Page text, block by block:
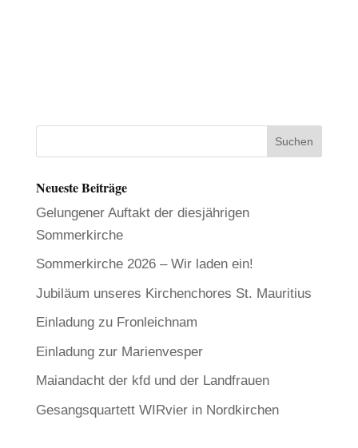
Neueste Beiträge
Gelungener Auftakt der diesjährigen
Sommerkirche
Sommerkirche 2026 – Wir laden ein!
Jubiläum unseres Kirchenchores St. Mauritius
Einladung zu Fronleichnam
Einladung zur Marienvesper
Maiandacht der kfd und der Landfrauen
Gesangsquartett WIRvier in Nordkirchen